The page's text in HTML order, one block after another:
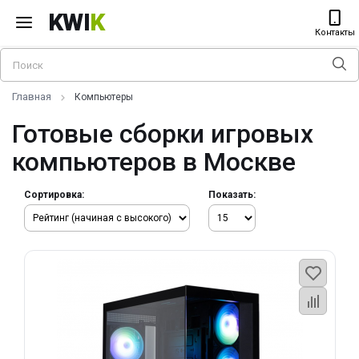
KWIK Контакты
Главная Компьютеры
Готовые сборки игровых
компьютеров в Москве
Сортировка: Показать: